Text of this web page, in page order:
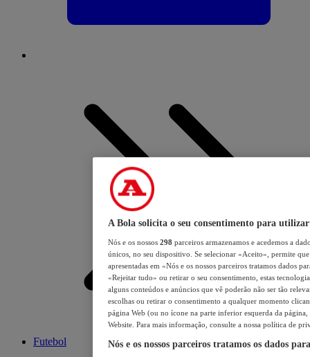
Futebol
A Bola solicita o seu consentimento para utilizar
Nós e os nossos 298 parceiros armazenamos e acedemos a
únicos, no seu dispositivo. Se selecionar «Aceito», permite
apresentadas em «Nós e os nossos parceiros tratamos dados
«Rejeitar tudo» ou retirar o seu consentimento, estas
alguns conteúdos e anúncios que vê poderão não ser tão
escolhas ou retirar o consentimento a qualquer momento
página Web (ou no ícone na parte inferior esquerda da página,
Website. Para mais informação, consulte a nossa política de
Nós e os nossos parceiros tratamos os dados